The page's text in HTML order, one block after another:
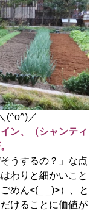
(^o^)／
ン、（シャンティ
うするの？」な点
わりと細かいこと
めん<(_ _)>）、と
けることに価値が